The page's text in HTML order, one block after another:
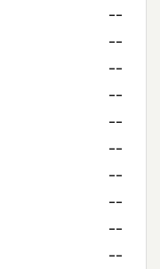
--
--
--
--
--
--
--
--
--
--